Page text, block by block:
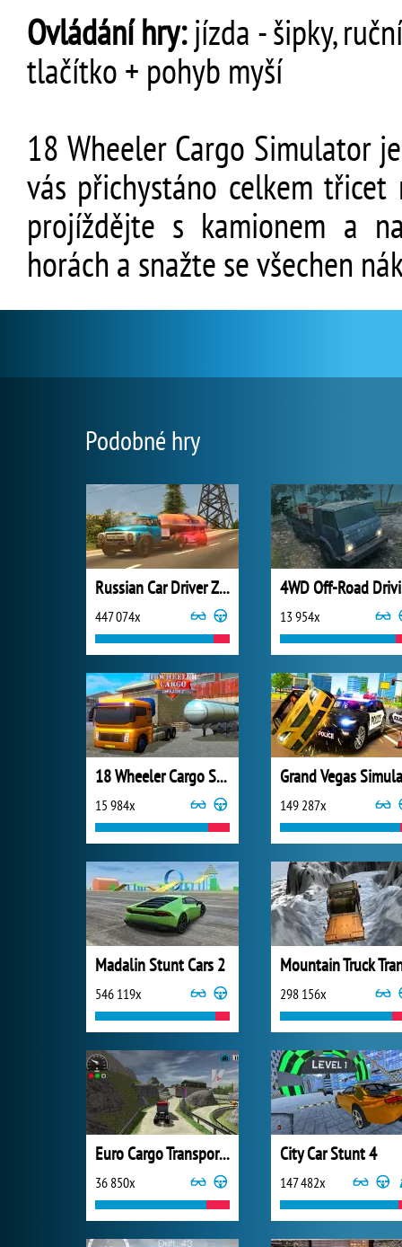
Ovládání hry:jízda - šipky,
tlačítko + pohyb myší
18 Wheeler Cargo Simulator
vás přichystáno celkem
projíždějte s kamionem a
horách a snažte se všechen
Podobné hry
Russian Car Driver ZIL 130
447 074x 13 954x
18 Wheeler Cargo Simulator 2
15 984x 149 287x
Madalin Stunt Cars 2
546 119x 298 156x
Euro Cargo Transporter Truck Driver Simulator 2019
36 850x
City Car Stunt 4
147 482x